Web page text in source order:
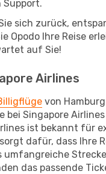
Support.
sich zurück,
Opodo Ihre Reise
auf Sie!
Airlines
von
bei Singapore
ist bekannt für
dafür, dass Ihre
umfangreiche
das passende